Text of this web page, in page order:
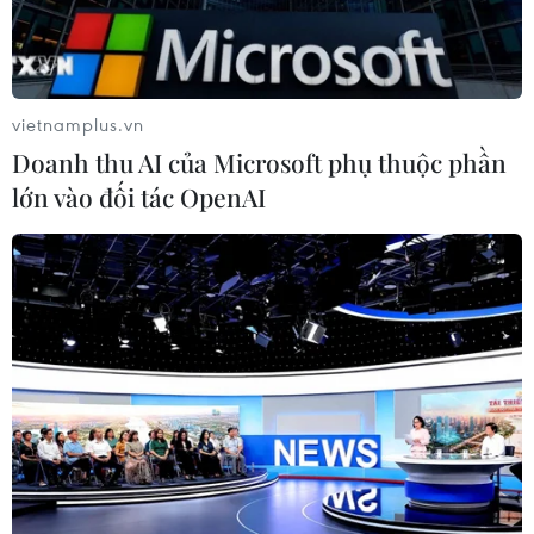
Tuyển nữ Thái Lan cũng đang khát khao giành vé tới World
Cup. (Ảnh: Minh Chiến/Vietnam+)
Huấn luyện viên trưởng Nuengrutai
Srathongvian tuyên bố tuyển nữ Thái Lan sẽ
làm “mọi thứ có thể” để đạt được giấc mơ World
vietnamplus.vn
Doanh thu AI của Microsoft phụ thuộc phần
lớn vào đối tác OpenAI